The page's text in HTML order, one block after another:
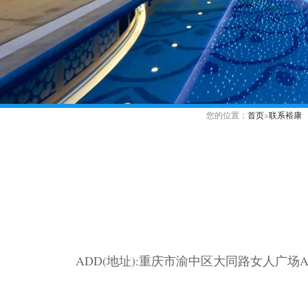
您的位置： 首页>联系裕康
ADD(地址):重庆市渝中区大同路女人广场